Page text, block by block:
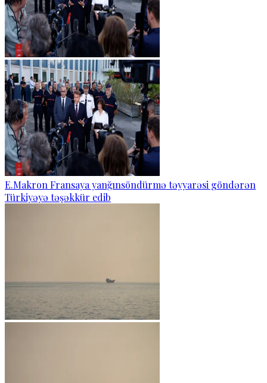
E.Makron Fransaya yanğınsöndürmə təyyarəsi göndərən
Türkiyəyə təşəkkür edib